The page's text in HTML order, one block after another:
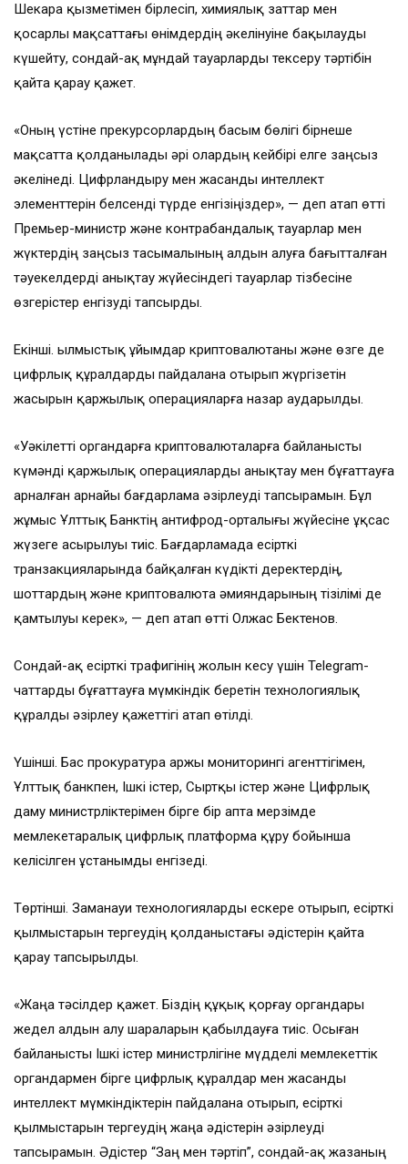
Шекара қызметімен бірлесіп, химиялық заттар мен
қосарлы мақсаттағы өнімдердің әкелінуіне бақылауды
күшейту, сондай-ақ мұндай тауарларды тексеру тәртібін
қайта қарау қажет.
«Оның үстіне прекурсорлардың басым бөлігі бірнеше
мақсатта қолданылады әрі олардың кейбірі елге заңсыз
әкелінеді. Цифрландыру мен жасанды интеллект
элементтерін белсенді түрде енгізіңіздер», — деп атап өтті
Премьер-министр және контрабандалық тауарлар мен
жүктердің заңсыз тасымалының алдын алуға бағытталған
тәуекелдерді анықтау жүйесіндегі тауарлар тізбесіне
өзгерістер енгізуді тапсырды.
Екінші. Қылмыстық ұйымдар криптовалютаны және өзге де
цифрлық құралдарды пайдалана отырып жүргізетін
жасырын қаржылық операцияларға назар аударылды.
«Уәкілетті органдарға криптовалюталарға байланысты
күмәнді қаржылық операцияларды анықтау мен бұғаттауға
арналған арнайы бағдарлама әзірлеуді тапсырамын. Бұл
жұмыс Ұлттық Банктің антифрод-орталығы жүйесіне ұқсас
жүзеге асырылуы тиіс. Бағдарламада есірткі
транзакцияларында байқалған күдікті деректердің,
шоттардың және криптовалюта әмияндарының тізілімі де
қамтылуы керек», — деп атап өтті Олжас Бектенов.
Сондай-ақ есірткі трафигінің жолын кесу үшін Telegram-
чаттарды бұғаттауға мүмкіндік беретін технологиялық
құралды әзірлеу қажеттігі атап өтілді.
Үшінші. Бас прокуратура Қаржы мониторингі агенттігімен,
Ұлттық банкпен, Ішкі істер, Сыртқы істер және Цифрлық
даму министрліктерімен бірге бір апта мерзімде
мемлекетаралық цифрлық платформа құру бойынша
келісілген ұстанымды енгізеді.
Төртінші. Заманауи технологияларды ескере отырып, есірткі
қылмыстарын тергеудің қолданыстағы әдістерін қайта
қарау тапсырылды.
«Жаңа тәсілдер қажет. Біздің құқық қорғау органдары
жедел алдын алу шараларын қабылдауға тиіс. Осыған
байланысты Ішкі істер министрлігіне мүдделі мемлекеттік
органдармен бірге цифрлық құралдар мен жасанды
интеллект мүмкіндіктерін пайдалана отырып, есірткі
қылмыстарын тергеудің жаңа әдістерін әзірлеуді
тапсырамын. Әдістер “Заң мен тәртіп”, сондай-ақ жазаның